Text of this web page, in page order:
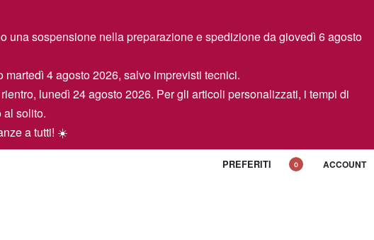
sospensione nella preparazione e spedizione da giovedì 6 agosto
4 agosto 2026, salvo imprevisti tecnici.
lunedì 24 agosto 2026. Per gli articoli personalizzati, i tempi di
al solito.
a tutti! ☀️
PREFERITI 0 ACCOUNT